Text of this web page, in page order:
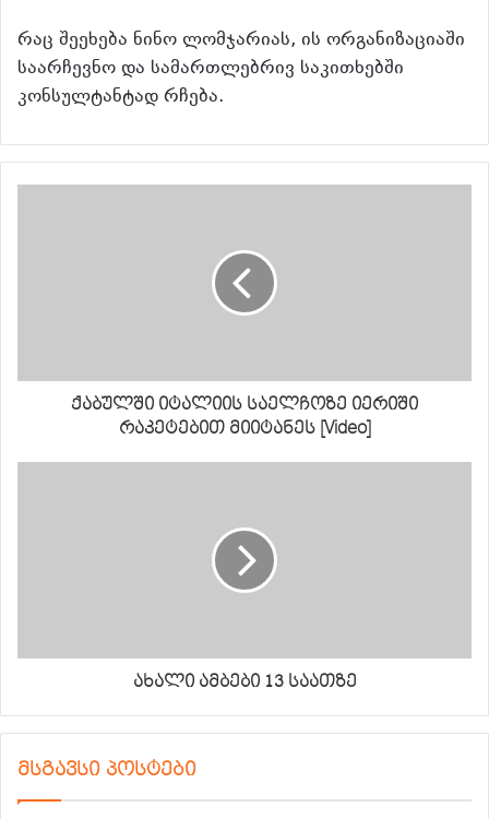
რაც შეეხება ნინო ლომჯარიას, ის ორგანიზაციაში
საარჩევნო და სამართლებრივ საკითხებში
კონსულტანტად რჩება.
ქაბულში იტალიის საელჩოზე იერიში
რაკეტებით მიიტანეს [Video]
ახალი ამბები 13 საათზე
მსგავსი პოსტები